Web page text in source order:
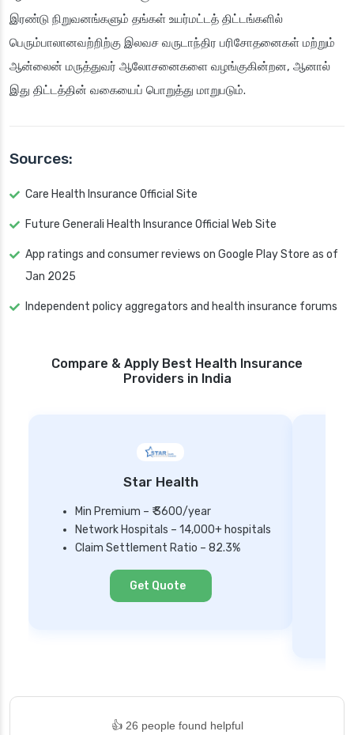
இரண்டு நிறுவனங்களும் தங்கள் உயர்மட்டத் திட்டங்களில்
பெரும்பாலானவற்றிற்கு இலவச வருடாந்திர பரிசோதனைகள் மற்றும்
ஆன்லைன் மருத்துவர் ஆலோசனைகளை வழங்குகின்றன, ஆனால்
இது திட்டத்தின் வகையைப் பொறுத்து மாறுபடும்.
Sources:
Care Health Insurance Official Site
Future Generali Health Insurance Official Web Site
App ratings and consumer reviews on Google Play Store as of
Jan 2025
Independent policy aggregators and health insurance forums
Compare & Apply Best Health Insurance
Providers in India
Star Health
Min Premium – ₹ 3600/year
Network Hospitals – 14,000+ hospitals
Claim Settlement Ratio – 82.3%
Get Quote
👍 26 people found helpful